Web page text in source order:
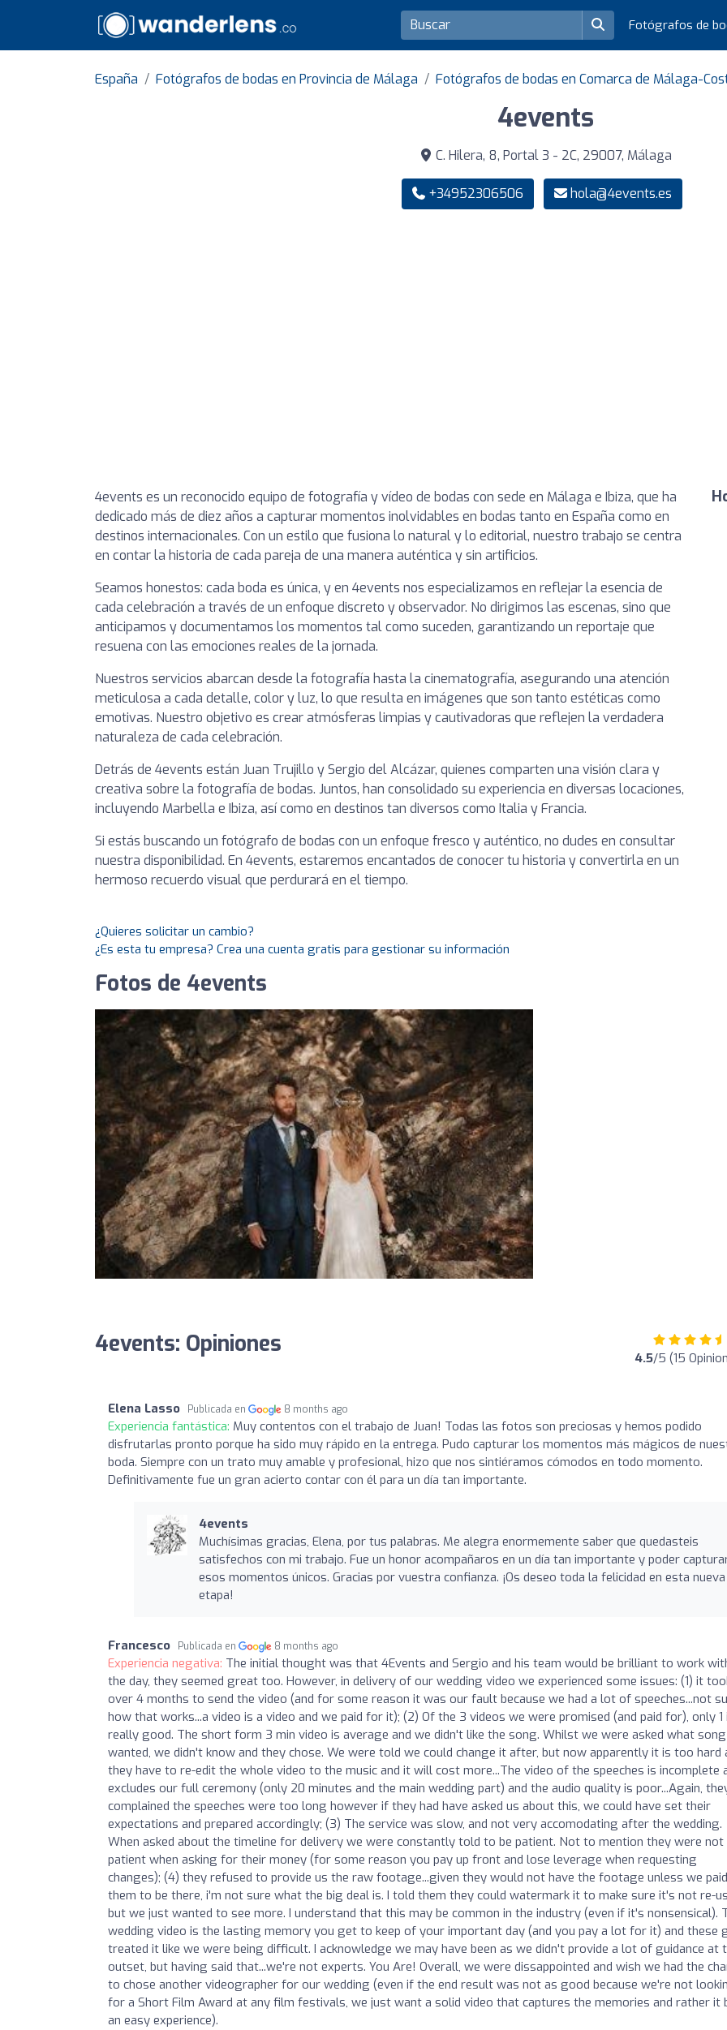
Fotógrafos de
España Fotógrafos de bodas en Provincia de Málaga Fotógrafos de bodas en Comarca de Málaga-
4events
C. Hilera, 8, Portal 3 - 2C, 29007, Málaga
+34952306506 hola@4events.es
4events es un reconocido equipo de fotografía y vídeo de bodas con sede en Málaga e Ibiza, que ha
dedicado más de diez años a capturar momentos inolvidables en bodas tanto en España como en
destinos internacionales. Con un estilo que fusiona lo natural y lo editorial, nuestro trabajo se centra
en contar la historia de cada pareja de una manera auténtica y sin artificios.
Seamos honestos: cada boda es única, y en 4events nos especializamos en reflejar la esencia de
cada celebración a través de un enfoque discreto y observador. No dirigimos las escenas, sino que
anticipamos y documentamos los momentos tal como suceden, garantizando un reportaje que
resuena con las emociones reales de la jornada.
Nuestros servicios abarcan desde la fotografía hasta la cinematografía, asegurando una atención
meticulosa a cada detalle, color y luz, lo que resulta en imágenes que son tanto estéticas como
emotivas. Nuestro objetivo es crear atmósferas limpias y cautivadoras que reflejen la verdadera
naturaleza de cada celebración.
Detrás de 4events están Juan Trujillo y Sergio del Alcázar, quienes comparten una visión clara y
creativa sobre la fotografía de bodas. Juntos, han consolidado su experiencia en diversas locaciones,
incluyendo Marbella e Ibiza, así como en destinos tan diversos como Italia y Francia.
Si estás buscando un fotógrafo de bodas con un enfoque fresco y auténtico, no dudes en consultar
nuestra disponibilidad. En 4events, estaremos encantados de conocer tu historia y convertirla en un
hermoso recuerdo visual que perdurará en el tiempo.
¿Quieres solicitar un cambio?
¿Es esta tu empresa? Crea una cuenta gratis para gestionar su información
Fotos de 4events
4events: Opiniones 4.5/5 (15
Elena Lasso Publicada en 8 months ago
Experiencia fantástica: Muy contentos con el trabajo de Juan! Todas las fotos son preciosas y hemos podido
disfrutarlas pronto porque ha sido muy rápido en la entrega. Pudo capturar los momentos más mágicos de
boda. Siempre con un trato muy amable y profesional, hizo que nos sintiéramos cómodos en todo momento.
Definitivamente fue un gran acierto contar con él para un día tan importante.
4events
Muchísimas gracias, Elena, por tus palabras. Me alegra enormemente saber que quedasteis
satisfechos con mi trabajo. Fue un honor acompañaros en un día tan importante y poder
esos momentos únicos. Gracias por vuestra confianza. ¡Os deseo toda la felicidad en esta nueva
etapa!
Francesco Publicada en 8 months ago
Experiencia negativa: The initial thought was that 4Events and Sergio and his team would be brilliant to work
the day, they seemed great too. However, in delivery of our wedding video we experienced some issues: (1) it
over 4 months to send the video (and for some reason it was our fault because we had a lot of speeches...not
how that works...a video is a video and we paid for it); (2) Of the 3 videos we were promised (and paid for), only 1
really good. The short form 3 min video is average and we didn't like the song. Whilst we were asked what
wanted, we didn't know and they chose. We were told we could change it after, but now apparently it is too hard
they have to re-edit the whole video to the music and it will cost more...The video of the speeches is incomplete
excludes our full ceremony (only 20 minutes and the main wedding part) and the audio quality is poor...Again,
complained the speeches were too long however if they had have asked us about this, we could have set their
expectations and prepared accordingly; (3) The service was slow, and not very accomodating after the wedding.
When asked about the timeline for delivery we were constantly told to be patient. Not to mention they were not
patient when asking for their money (for some reason you pay up front and lose leverage when requesting
changes); (4) they refused to provide us the raw footage...given they would not have the footage unless we paid
them to be there, i'm not sure what the big deal is. I told them they could watermark it to make sure it's not re-
but we just wanted to see more. I understand that this may be common in the industry (even if it's nonsensical).
wedding video is the lasting memory you get to keep of your important day (and you pay a lot for it) and these
treated it like we were being difficult. I acknowledge we may have been as we didn't provide a lot of guidance at
outset, but having said that...we're not experts. You Are! Overall, we were dissappointed and wish we had the
to chose another videographer for our wedding (even if the end result was not as good because we're not
for a Short Film Award at any film festivals, we just want a solid video that captures the memories and rather it
an easy experience).